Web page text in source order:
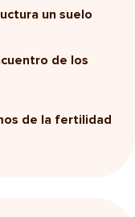
un suelo
de los
de la fertilidad